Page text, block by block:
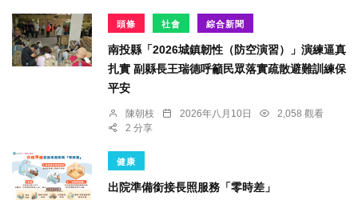
頭條 社會 綜合新聞
南投縣「2026城鎮韌性（防空演習）」演練逼真
扎實 副縣長王瑞德呼籲民眾落實疏散避難訓練保
平安
陳朝枝 2026年八月10日
2,058 觀看
2 分享
健康
出院準備銜接長照服務「零時差」